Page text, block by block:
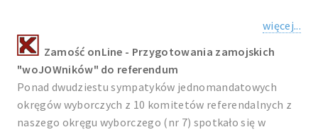
więcej...
Zamość onLine - Przygotowania zamojskich
"woJOWników" do referendum
Ponad dwudziestu sympatyków jednomandatowych
okręgów wyborczych z 10 komitetów referendalnych z
naszego okręgu wyborczego (nr 7) spotkało się w